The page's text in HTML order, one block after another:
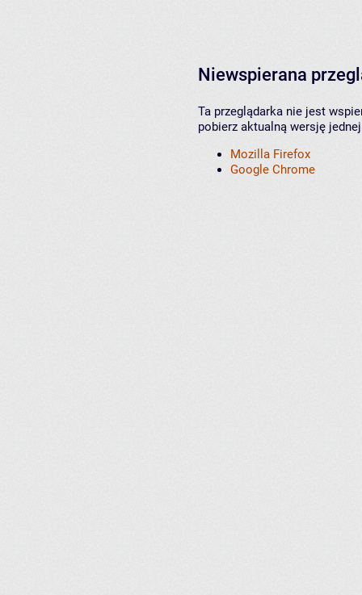
Niewspierana
Ta przeglądarka nie jest
pobierz aktualną wersję
Mozilla Firefox
Google Chrome